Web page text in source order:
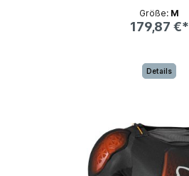
Größe: M
179,87 €*
Details